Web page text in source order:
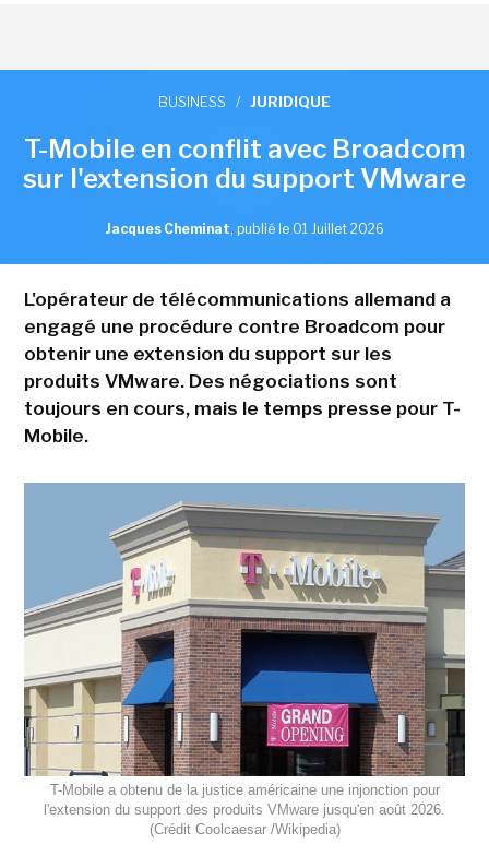
BUSINESS / JURIDIQUE
T-Mobile en conflit avec Broadcom
sur l'extension du support VMware
Jacques Cheminat, publié le 01 Juillet 2026
L'opérateur de télécommunications allemand a
engagé une procédure contre Broadcom pour
obtenir une extension du support sur les
produits VMware. Des négociations sont
toujours en cours, mais le temps presse pour T-
Mobile.
T-Mobile a obtenu de la justice américaine une injonction pour
l'extension du support des produits VMware jusqu'en août 2026.
(Crédit Coolcaesar /Wikipedia)